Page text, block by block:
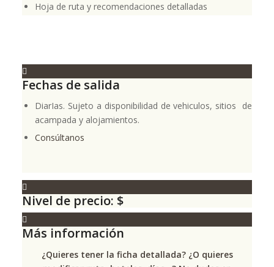
Hoja de ruta y recomendaciones detalladas
Fechas de salida
DiarIas. Sujeto a disponibilidad de vehiculos, sitios de
acampada y alojamientos.
Consúltanos
Nivel de precio: $
Más información
¿Quieres tener la ficha detallada? ¿O quieres